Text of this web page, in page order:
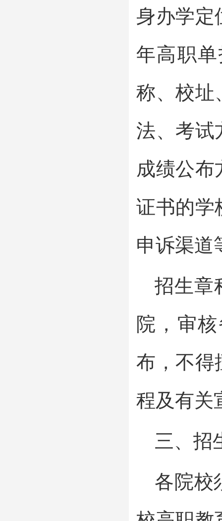
身办学定
年高职
称、校址
法、考试
成绩公布
证书的学
申诉渠道
招生章
院，审
布，不得
程及有关
三、招
各院校